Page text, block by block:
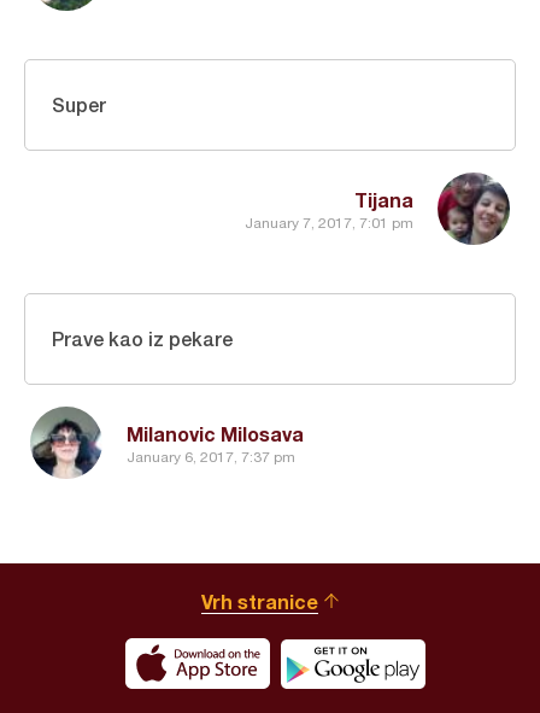
Tijana
January 7, 2017, 7:01 pm
Super
Milanovic Milosava
January 6, 2017, 7:37 pm
Prave kao iz pekare
Vrh stranice